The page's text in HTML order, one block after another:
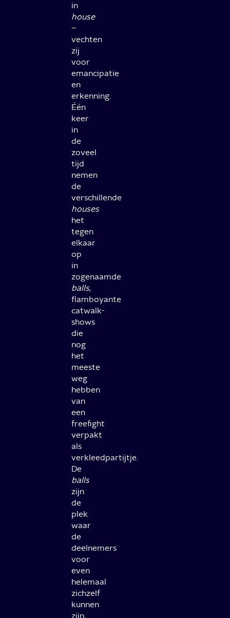
in
house
–
vechten
zij
voor
emancipatie
en
erkenning.
Één
keer
in
de
zoveel
tijd
nemen
de
verschillende
houses
het
tegen
elkaar
op
in
zogenaamde
balls,
flamboyante
catwalk-
shows
die
nog
het
meeste
weg
hebben
van
een
freefight
verpakt
als
verkleedpartijtje.
De
balls
zijn
de
plek
waar
de
deelnemers
voor
even
helemaal
zichzelf
kunnen
zijn,